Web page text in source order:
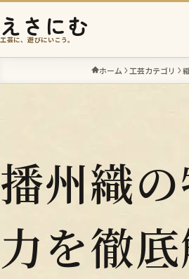
えさにむ
工芸に、遊びにいこう。
ホーム 工芸カテゴリ
播州織
力を徹底